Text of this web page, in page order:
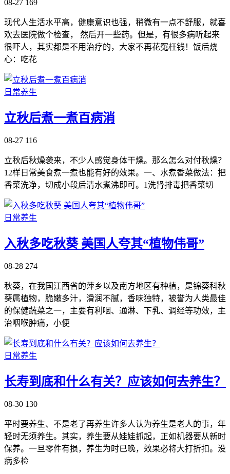
08-27 169
现代人生活水平高，健康意识也强，稍微有一点不舒服，就喜
欢去医院做个检查， 然后开一些药。但是，有很多病听起来
很吓人，其实都是不用治疗的，大家不再花冤枉钱！饭后烧
心：吃花
日常养生
立秋后煮一煮百病消
08-27 116
立秋后秋燥袭来，不少人感觉身体干燥。那么怎么对付秋燥？
12样日常美食煮一煮也能有好的效果。一、水煮香菜做法：把
香菜洗净，切成小段后清水煮沸即可。1洗肾排毒把香菜切
日常养生
入秋多吃秋葵 美国人夸其“植物伟哥”
08-28 274
秋葵，在我国江西省的萍乡以及南方地区有种植，是锦葵科秋
葵属植物，脆嫩多汁，滑润不腻，香味独特，被誉为人类最佳
的保健蔬菜之一，主要有利咽、通淋、下乳、调经等功效，主
治咽喉肿痛，小便
日常养生
长寿到底和什么有关？应该如何去养生？
08-30 130
平时要养生、不是老了再养生许多人认为养生是老人的事，年
轻时无须养生。其实，养生要从娃娃抓起，正如机器要从新时
保养。一旦零件有损，养生为时已晚，效果必将大打折扣。没
病多检